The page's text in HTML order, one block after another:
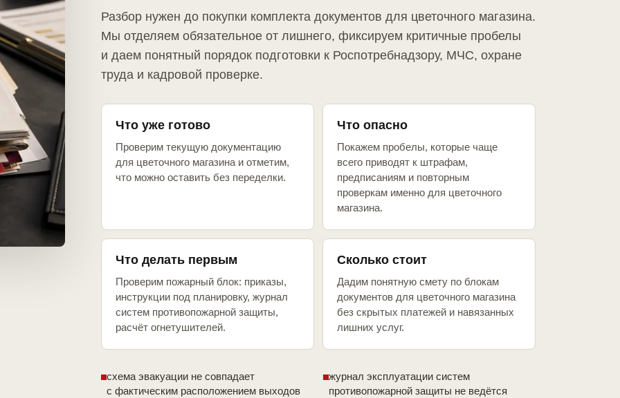
Разбор нужен до покупки комплекта документов для цветочного магазина.
Мы отделяем обязательное от лишнего, фиксируем критичные пробелы
и даем понятный порядок подготовки к Роспотребнадзору, МЧС, охране
труда и кадровой проверке.
Что уже готово
Проверим текущую документацию
для цветочного магазина и отметим,
что можно оставить без переделки.
Что опасно
Покажем пробелы, которые чаще
всего приводят к штрафам,
предписаниям и повторным
проверкам именно для цветочного
магазина.
Что делать первым
Проверим пожарный блок: приказы,
инструкции под планировку, журнал
систем противопожарной защиты,
расчёт огнетушителей.
Сколько стоит
Дадим понятную смету по блокам
документов для цветочного магазина
без скрытых платежей и навязанных
лишних услуг.
схема эвакуации не совпадает
с фактическим расположением выходов
журнал эксплуатации систем
противопожарной защиты не ведётся